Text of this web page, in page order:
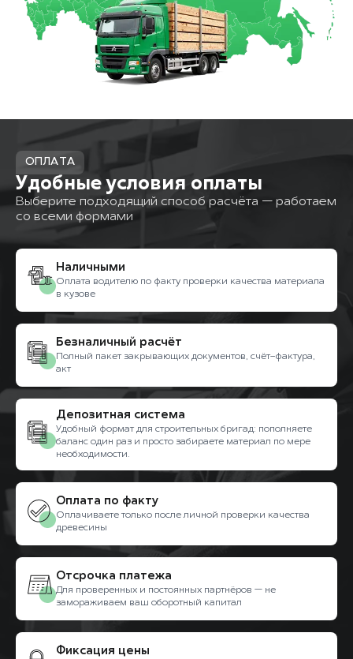
ОПЛАТА
Удобные условия оплаты
Выберите подходящий способ расчёта — работаем
со всеми формами
Наличными
Оплата водителю по факту проверки качества материала
в кузове
Безналичный расчёт
Полный пакет закрывающих документов, счёт-фактура,
акт
Депозитная система
Удобный формат для строительных бригад: пополняете
баланс один раз и просто забираете материал по мере
необходимости.
Оплата по факту
Оплачиваете только после личной проверки качества
древесины
Отсрочка платежа
Для проверенных и постоянных партнёров — не
замораживаем ваш оборотный капитал
Фиксация цены